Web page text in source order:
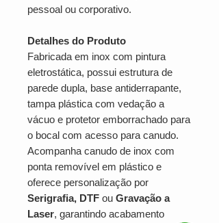
pessoal ou corporativo.
Detalhes do Produto
Fabricada em inox com pintura
eletrostática, possui estrutura de
parede dupla, base antiderrapante,
tampa plástica com vedação a
vácuo e protetor emborrachado para
o bocal com acesso para canudo.
Acompanha canudo de inox com
ponta removível em plástico e
oferece personalização por
Serigrafia, DTF ou Gravação a
Laser, garantindo acabamento